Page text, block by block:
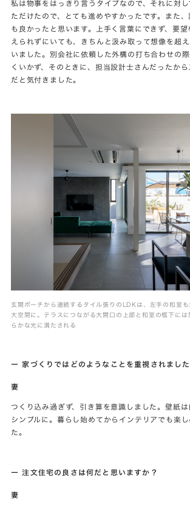
私は物事をはっきり言うタイプなので、それに対
ただけたので、とても進めやすかったです。また
も良かったと思います。上手く言葉にできず、要
えられずにいても、きちんと汲み取って想像を超
いました。別会社に依頼した外構の打ち合わせの
くいかず、そのときに、担当設計士さんだったか
だと気付きました。
玄関ポーチから連続するタイル張りのLDKは、左手の和室
大空間に。テラスにつながる大開口の上部と和室の框下に
らかな光に満たされる
ー 家づくりではどのようなことを重視されました
妻
つくり込み過ぎず、引き算を意識しました。壁紙
シンプルに。暮らし始めてからインテリアでも楽
た。
ー 注文住宅の良さは何だと思いますか？
妻